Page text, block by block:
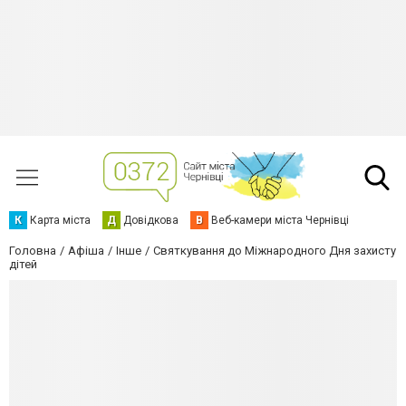
К Карта міста Д Довідкова В Веб-камери міста Чернівці
Головна Афіша Інше
Святкування до Міжнародного Дня захисту
дітей